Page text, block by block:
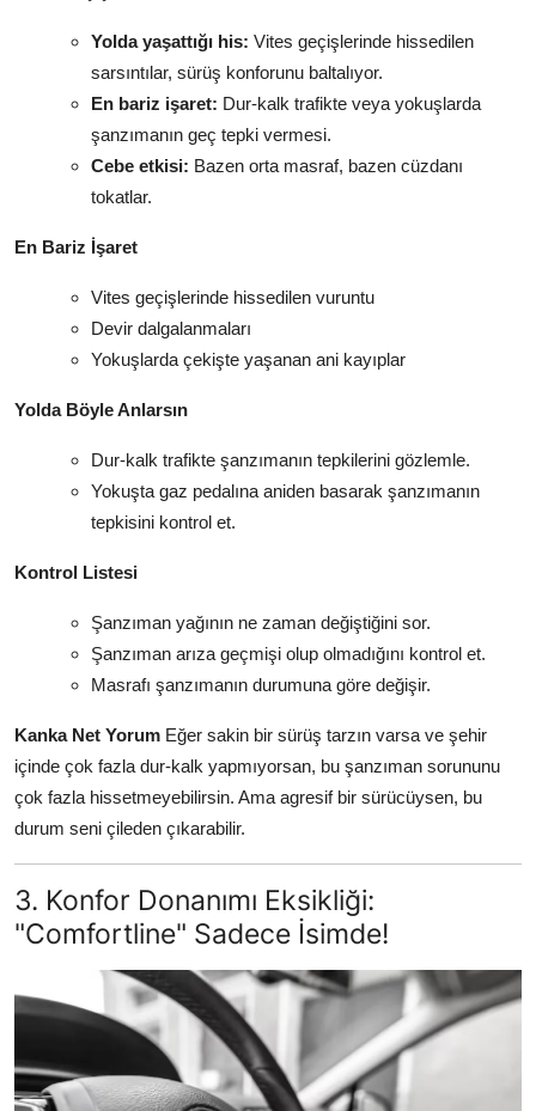
Yolda yaşattığı his: Vites geçişlerinde hissedilen
sarsıntılar, sürüş konforunu baltalıyor.
En bariz işaret: Dur-kalk trafikte veya yokuşlarda
şanzımanın geç tepki vermesi.
Cebe etkisi: Bazen orta masraf, bazen cüzdanı
tokatlar.
En Bariz İşaret
Vites geçişlerinde hissedilen vuruntu
Devir dalgalanmaları
Yokuşlarda çekişte yaşanan ani kayıplar
Yolda Böyle Anlarsın
Dur-kalk trafikte şanzımanın tepkilerini gözlemle.
Yokuşta gaz pedalına aniden basarak şanzımanın
tepkisini kontrol et.
Kontrol Listesi
Şanzıman yağının ne zaman değiştiğini sor.
Şanzıman arıza geçmişi olup olmadığını kontrol et.
Masrafı şanzımanın durumuna göre değişir.
Kanka Net Yorum Eğer sakin bir sürüş tarzın varsa ve şehir
içinde çok fazla dur-kalk yapmıyorsan, bu şanzıman sorununu
çok fazla hissetmeyebilirsin. Ama agresif bir sürücüysen, bu
durum seni çileden çıkarabilir.
3. Konfor Donanımı Eksikliği:
"Comfortline" Sadece İsimde!